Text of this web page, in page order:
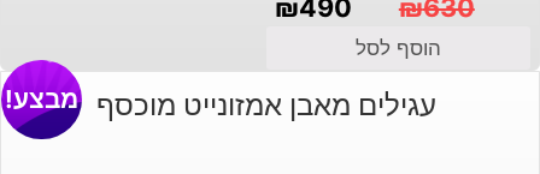
₪630
המקורי
₪490
הנוכחי
הוסף לסל
עגילים מאבן אמזונייט מוכסף מבצע!